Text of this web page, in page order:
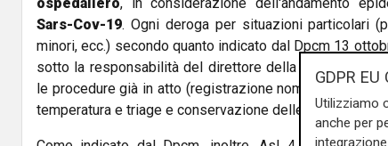
ospedaliero, in considerazione dell'andamento
Sars-Cov-19. Ogni deroga per situazioni particolari
minori, ecc.) secondo quanto indicato dal Dpcm 13
sotto la responsabilità del direttore della struttura di
le procedure già in atto (registrazione nominativa del
temperatura e triage e conservazione delle informazioni
GDPR EU
Utilizziamo
anche per